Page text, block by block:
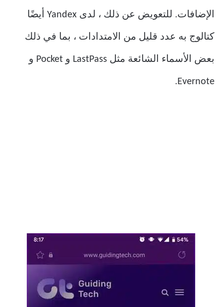
الإضافات. للتعويض عن ذلك ، لدى Yandex أيضًا
كتالوج به عدد قليل من الامتدادات ، بما في ذلك
بعض الأسماء الشائعة مثل LastPass و Pocket و
Evernote.